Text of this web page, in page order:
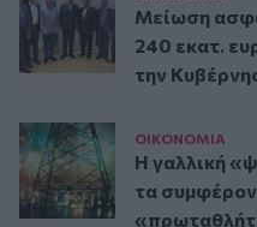
Μείωση
240 εκατ.
την
ΟΙΚΟΝΟΜΙΑ
Η γαλλική
τα